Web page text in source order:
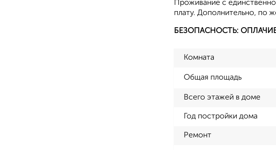
Проживание с
плату. Дополнительно, по
БЕЗОПАСНОСТЬ:
Комната
Общая площадь
Всего этажей в доме
Год постройки дома
Ремонт